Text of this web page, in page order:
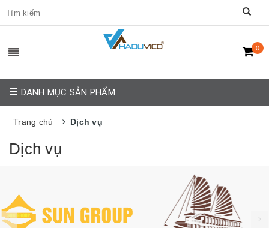
0
DANH MỤC SẢN PHẨM
Trang chủ Dịch vụ
Dịch vụ